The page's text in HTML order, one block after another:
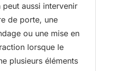
aussi intervenir
de porte, une
ou une mise en
lorsque le
plusieurs éléments